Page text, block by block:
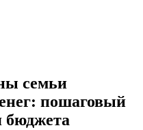
семьи
пошаговый
бюджета